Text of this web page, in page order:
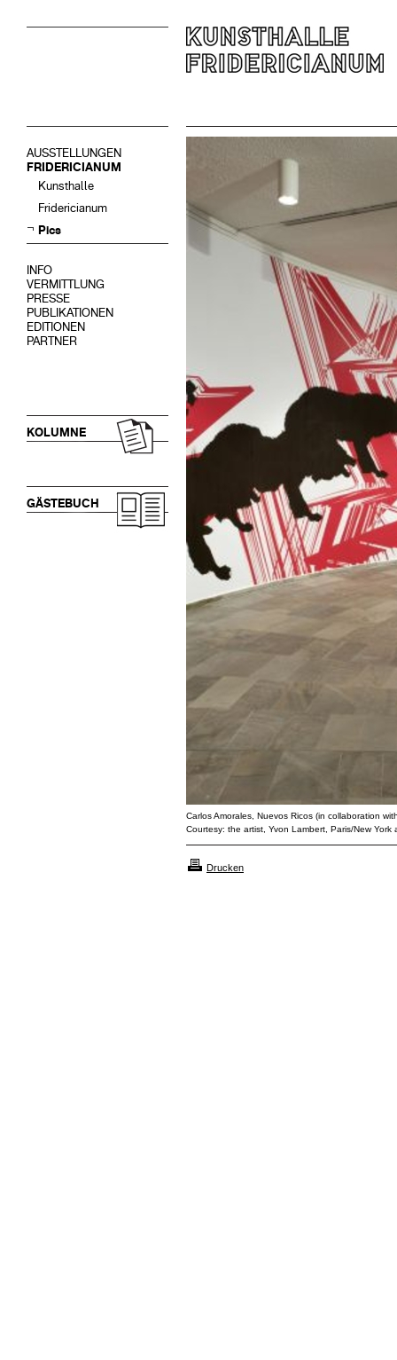
AUSSTELLUNGEN
FRIDERICIANUM
Kunsthalle
Fridericianum
Pics
INFO
VERMITTLUNG
PRESSE
PUBLIKATIONEN
EDITIONEN
PARTNER
KOLUMNE
GÄSTEBUCH
Carlos Amorales, Nuevos Ricos (in collaboration
Courtesy: the artist, Yvon Lambert, Paris/New
Drucken